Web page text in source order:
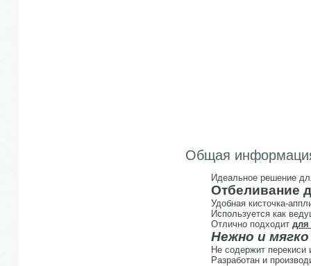
Общая
Идеальное решение
Отбеливание
Удобная кисточка-
Используется как
Отлично подходит для
Нежно и мягко
Не содержит перекиси
Разработан и